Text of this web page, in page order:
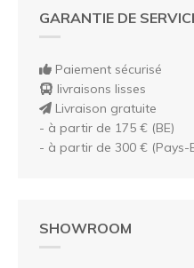
GARANTIE DE
Paiement sécurisé
livraisons lisses
Livraison gratuite
- à partir de 175 € (BE)
- à partir de 300 € (Pays-
SHOWROOM